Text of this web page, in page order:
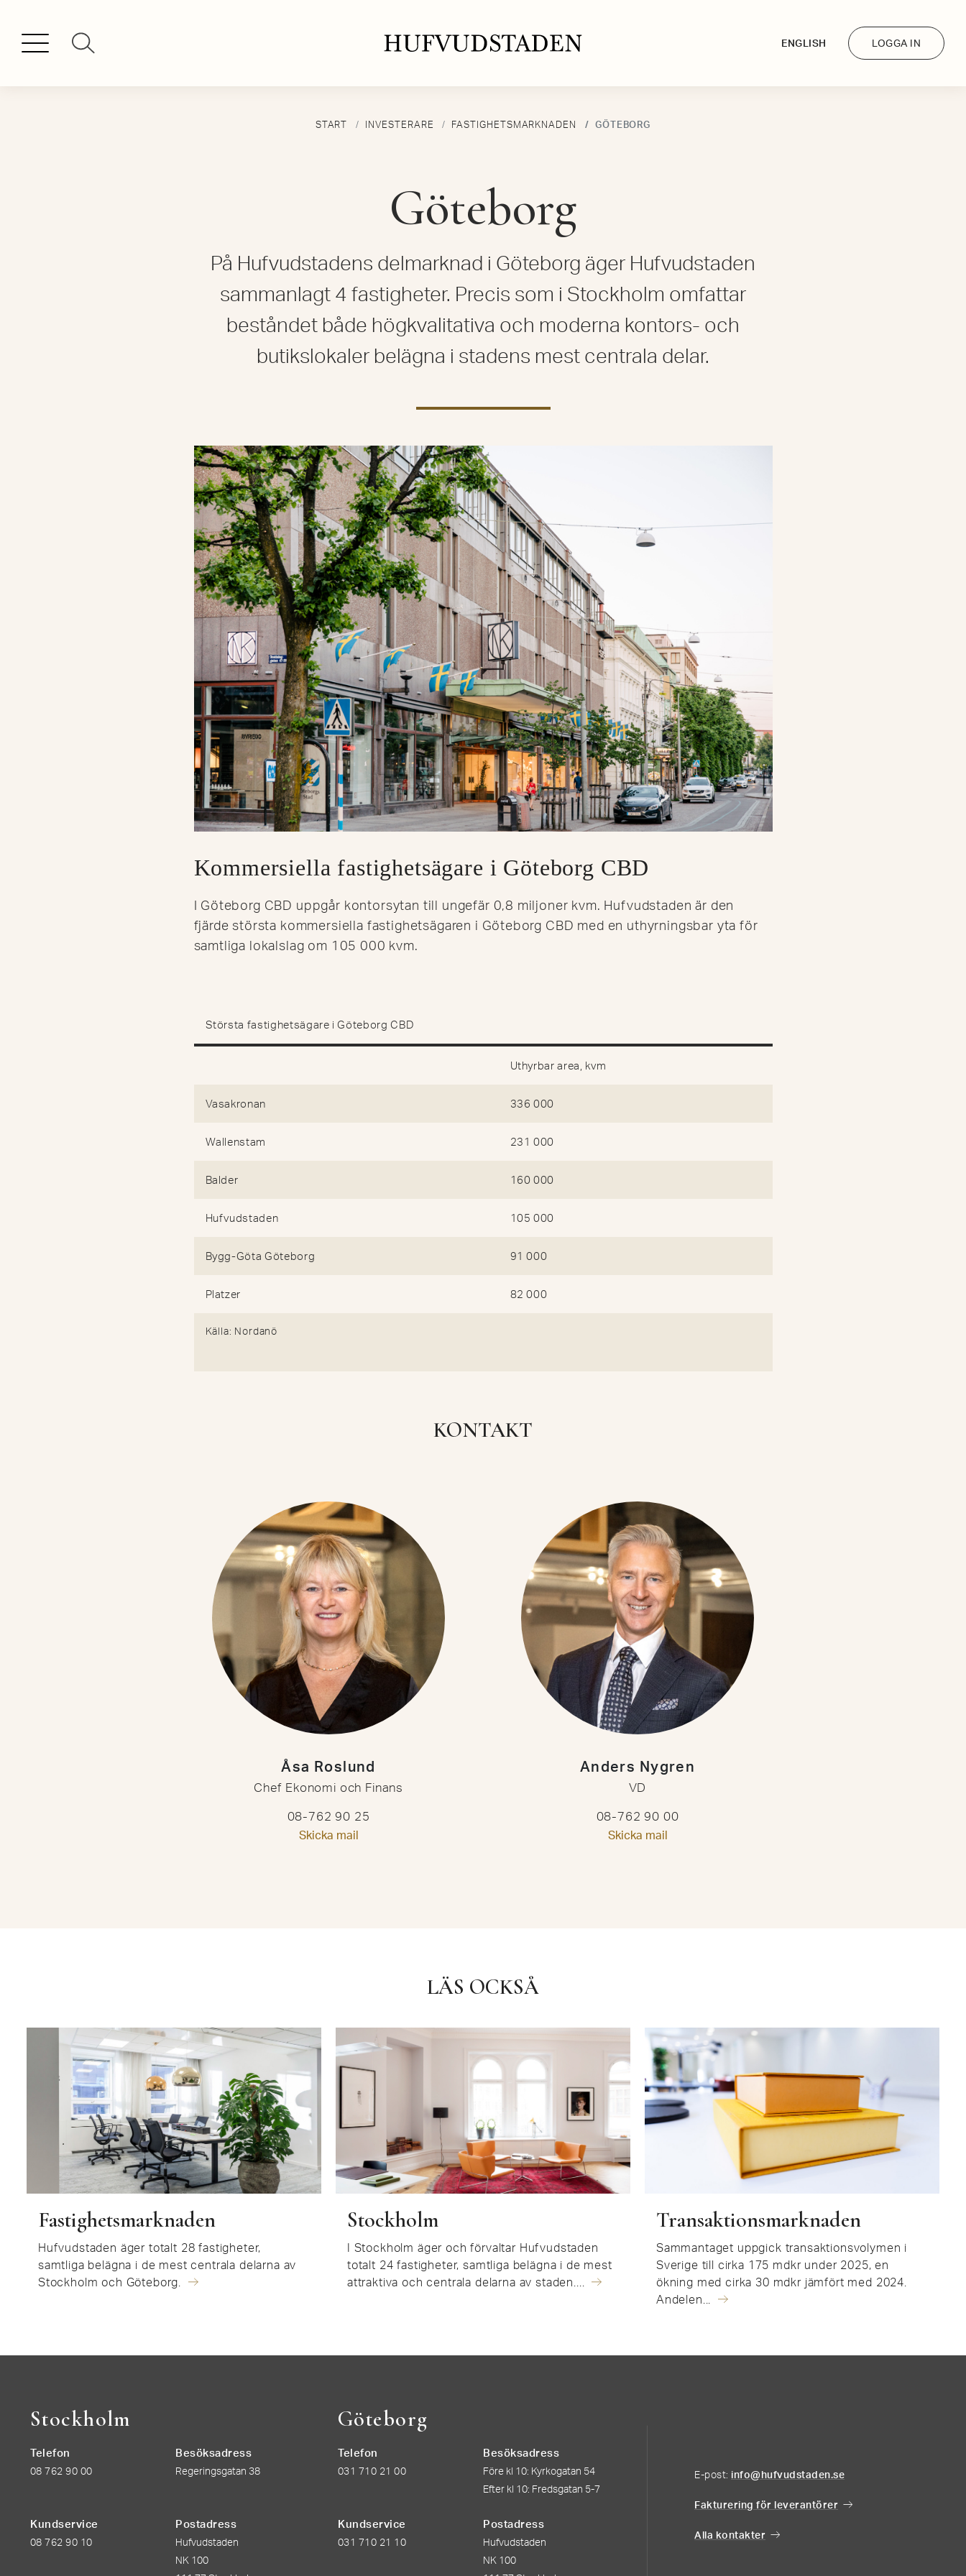
ENGLISH LOGGA IN
START INVESTERARE FASTIGHETSMARKNADEN GÖTEBORG
Göteborg
På Hufvudstadens delmarknad i Göteborg äger Hufvudstaden
sammanlagt 4 fastigheter. Precis som i Stockholm omfattar
beståndet både högkvalitativa och moderna kontors- och
butikslokaler belägna i stadens mest centrala delar.
Kommersiella fastighetsägare i Göteborg CBD
I Göteborg CBD uppgår kontorsytan till ungefär 0,8 miljoner kvm. Hufvudstaden är den
fjärde största kommersiella fastighetsägaren i Göteborg CBD med en uthyrningsbar yta för
samtliga lokalslag om 105 000 kvm.
Största fastighetsägare i Göteborg CBD
Uthyrbar area, kvm
Vasakronan 336 000
Wallenstam 231 000
Balder 160 000
Hufvudstaden 105 000
Bygg-Göta Göteborg 91 000
Platzer 82 000
Källa: Nordanö
KONTAKT
Åsa Roslund
Chef Ekonomi och Finans
08-762 90 25
Skicka mail
Anders Nygren
VD
08-762 90 00
Skicka mail
LÄS OCKSÅ
Fastighetsmarknaden
Hufvudstaden äger totalt 28 fastigheter,
samtliga belägna i de mest centrala delarna av
Stockholm och Göteborg.
Stockholm
I Stockholm äger och förvaltar Hufvudstaden
totalt 24 fastigheter, samtliga belägna i de mest
attraktiva och centrala delarna av staden....
Transaktionsmarknaden
Sammantaget uppgick transaktionsvolymen i
Sverige till cirka 175 mdkr under 2025, en
ökning med cirka 30 mdkr jämfört med 2024.
Andelen...
Stockholm
Telefon
08 762 90 00
Besöksadress
Regeringsgatan 38
Göteborg
Telefon
031 710 21 00
Besöksadress
Före kl 10: Kyrkogatan 54
Efter kl 10: Fredsgatan 5-7
Kundservice
08 762 90 10
Postadress
Hufvudstaden
NK 100
Kundservice
031 710 21 10
Postadress
Hufvudstaden
NK 100
E-post: info@hufvudstaden.se
Fakturering för leverantörer
Alla kontakter